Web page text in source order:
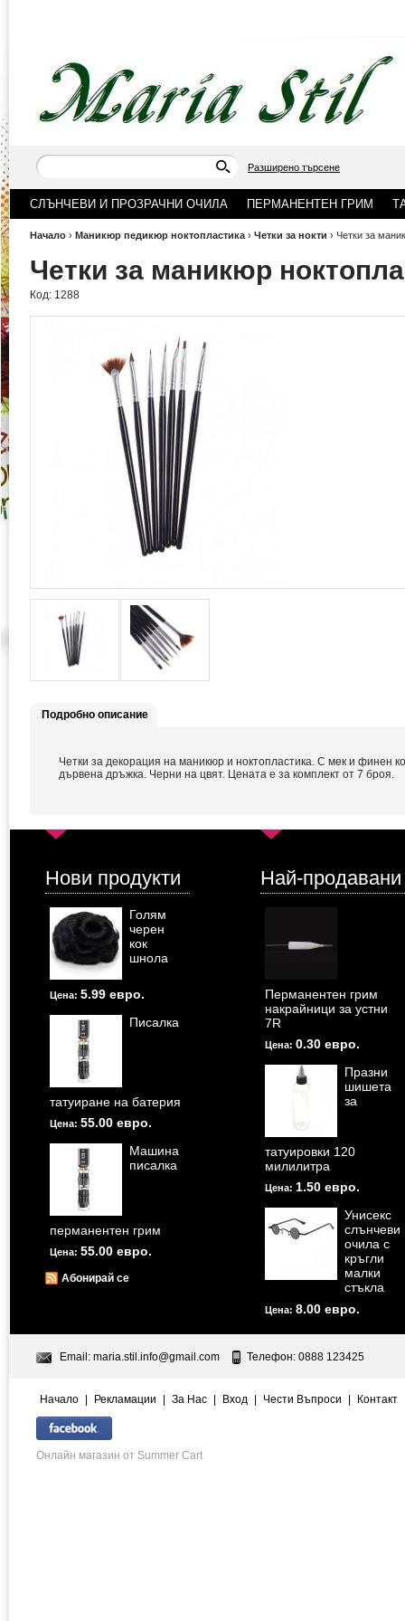
Разширено търсене
СЛЪНЧЕВИ И ПРОЗРАЧНИ ОЧИЛА ПЕРМАНЕНТЕН ГРИМ
Начало › Маникюр педикюр ноктопластика › Четки за нокти › Четки за
Четки за маникюр
Код: 1288
Подробно описание
Четки за декорация на маникюр и ноктопластика. С мек и финен
дървена дръжка. Черни на цвят. Цената е за комплект от 7 броя.
Нови продукти
Голям
черен
кок
шнола
Цена: 5.99 евро.
Писалка
татуиране на батерия
Цена: 55.00 евро.
Машина
писалка
перманентен грим
Цена: 55.00 евро.
Абонирай се
Най-продавани
Перманентен грим
накрайници за устни
7R
Цена: 0.30 евро.
Празни
шишета
за
татуировки 120
милилитра
Цена: 1.50 евро.
Унисекс
слънчеви
очила с
кръгли
малки
стъкла
Цена: 8.00 евро.
Email: maria.stil.info@gmail.com Телефон: 0888 123425
Начало | Рекламации | За Нас | Вход | Чести Въпроси | Контакт
Онлайн магазин от Summer Cart